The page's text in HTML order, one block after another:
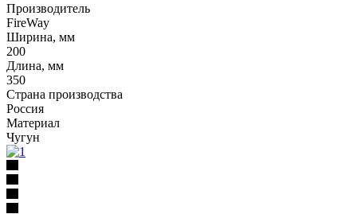
Производитель
FireWay
Ширина, мм
200
Длина, мм
350
Страна производства
Россия
Материал
Чугун